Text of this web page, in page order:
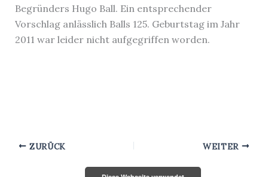
Begründers Hugo Ball. Ein entsprechender
Vorschlag anlässlich Balls 125. Geburtstag im Jahr
2011 war leider nicht aufgegriffen worden.
ZURÜCK WEITER